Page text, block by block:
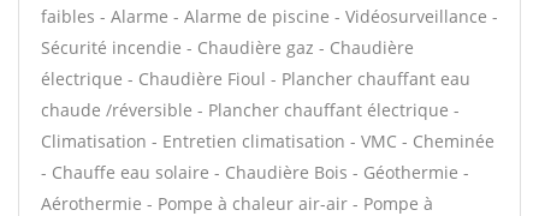
faibles - Alarme - Alarme de piscine - Vidéosurveillance -
Sécurité incendie - Chaudière gaz - Chaudière
électrique - Chaudière Fioul - Plancher chauffant eau
chaude /réversible - Plancher chauffant électrique -
Climatisation - Entretien climatisation - VMC - Cheminée
- Chauffe eau solaire - Chaudière Bois - Géothermie -
Aérothermie - Pompe à chaleur air-air - Pompe à